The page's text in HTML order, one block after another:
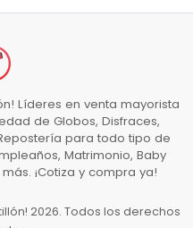
Líderes en venta mayorista
de Globos, Disfraces,
para todo tipo de
Matrimonio, Baby
¡Cotiza y compra ya!
2026. Todos los derechos